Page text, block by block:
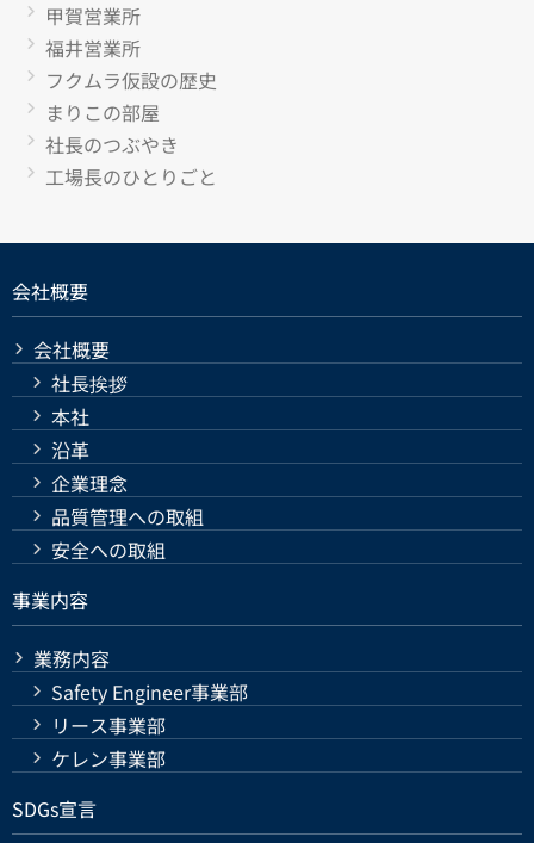
甲賀営業所
福井営業所
フクムラ仮設の歴史
まりこの部屋
社長のつぶやき
工場長のひとりごと
会社概要
会社概要
社長挨拶
本社
沿革
企業理念
品質管理への取組
安全への取組
事業内容
業務内容
Safety Engineer事業部
リース事業部
ケレン事業部
SDGs宣言